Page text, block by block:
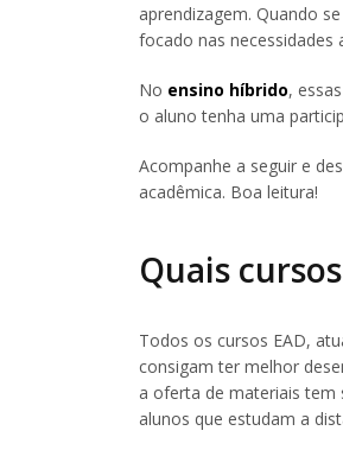
aprendizagem. Quando
focado nas necessidades
No ensino híbrido,
o aluno tenha uma
Acompanhe a seguir e
acadêmica. Boa leitura!
Quais
Todos os cursos EAD,
consigam ter melhor
a oferta de materiais tem
alunos que estudam a